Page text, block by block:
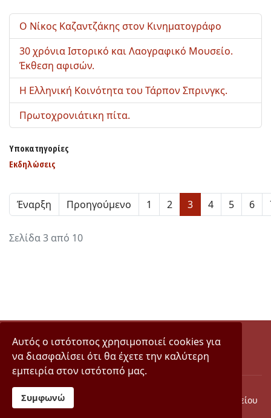
Ο Νίκος Καζαντζάκης στον Κινηματογράφο
30 χρόνια Ιστορικό και Λαογραφικό Μουσείο.
Έκθεση αφισών.
Η Ελληνική Κοινότητα του Τάρπον Σπρινγκς.
Πρωτοχρονιάτικη πίτα.
Υποκατηγορίες
Εκδηλώσεις
Έναρξη Προηγούμενο 1 2 3 4 5 6
Σελίδα 3 από 10
© 2024 Σύλλογος Φίλων Ιστορικού & Λαογραφικού Μουσείου
Αυτός ο ιστότοπος χρησιμοποιεί cookies για
να διασφαλίσει ότι θα έχετε την καλύτερη
εμπειρία στον ιστότοπό μας.
Συμφωνώ